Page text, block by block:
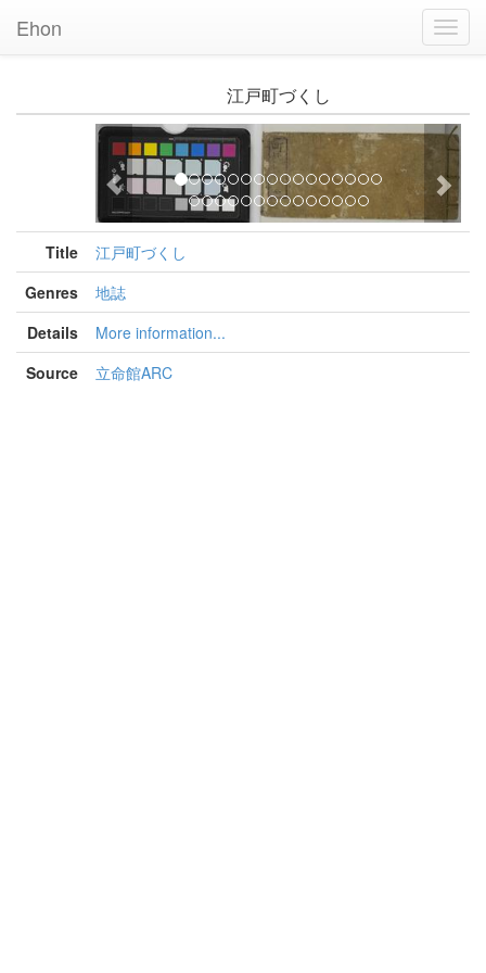
Ehon
江戸町づくし
Previous Next
Title
江戸町づくし
Genres
地誌
Details
More information...
Source
立命館ARC